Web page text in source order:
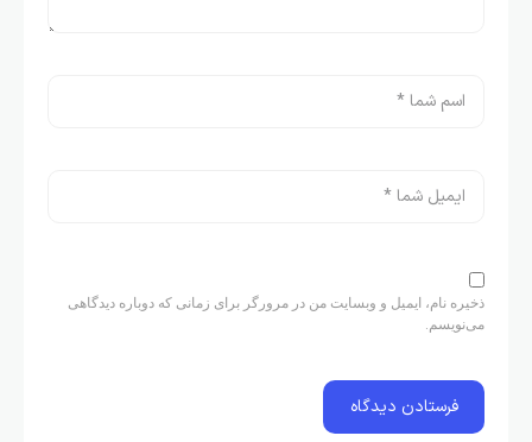
ذخیره نام، ایمیل و وبسایت من در مرورگر برای زمانی که دوباره دیدگاهی
می‌نویسم.